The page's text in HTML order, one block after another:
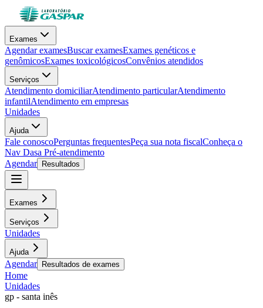
Exames
Agendar examesBuscar examesExames genéticos e
genômicosExames toxicológicosConvênios atendidos
Serviços
Atendimento domiciliarAtendimento particularAtendimento
infantilAtendimento em empresas
Unidades
Ajuda
Fale conoscoPerguntas frequentesPeça sua nota fiscalConheça o
Nav Dasa Pré-atendimento
Agendar
Resultados
Exames
Serviços
Unidades
Ajuda
Agendar Resultados de exames
Home
Unidades
gp - santa inês